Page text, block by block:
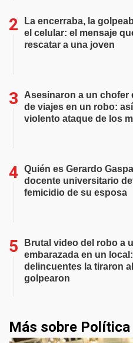
La encerraba, la
el celular: el mensaje
rescatar a una joven
Asesinaron a un chofer
de viajes en un robo: así
violento ataque de los
Quién es Gerardo
docente universitario
femicidio de su esposa
Brutal video del robo a
embarazada en un local:
delincuentes la tiraron
golpearon
Más sobre Política